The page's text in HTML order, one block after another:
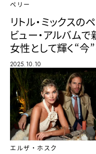
ペリー
リトル・ミックスの
ビュー・アルバムで
女性として輝く“今
2025.10.10
エルザ・ホスク